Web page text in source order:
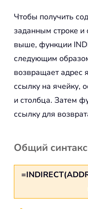
Чтобы получить
заданным строке и
выше, функции
следующим
возвращает адрес
ссылку на ячейку,
и столбца. Затем
ссылку для
Общий